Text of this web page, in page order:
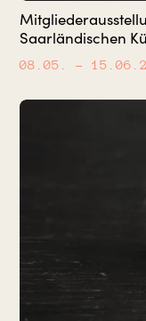
Saarländischen
08.05. –